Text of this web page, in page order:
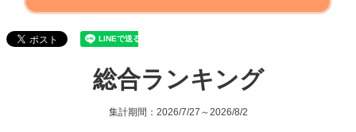
総合ランキング
集計期間：2026/7/27～2026/8/2